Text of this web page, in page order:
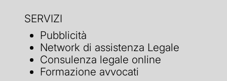
SERVIZI
Pubblicità
Network di assistenza Legale
Consulenza legale online
Formazione avvocati